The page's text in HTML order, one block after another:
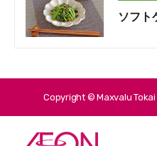
ソフト
Copyright © Maxvalu Tokai